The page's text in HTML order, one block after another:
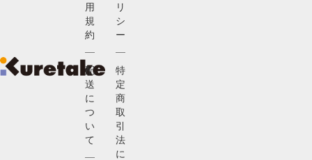
用
規
約
配
送
に
つ
い
て
リ
シ
ー
特
定
商
取
引
法
に